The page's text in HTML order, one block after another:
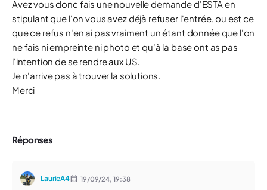
Avez vous donc fais une nouvelle demande d'ESTA en
stipulant que l'on vous avez déjà refuser l'entrée, ou est ce
que ce refus n'en ai pas vraiment un étant donnée que l'on
ne fais ni empreinte ni photo et qu'à la base ont as pas
l'intention de se rendre aux US.
Je n'arrive pas à trouver la solutions.
Merci
Réponses
LaurieA4 19/09/24, 19:38